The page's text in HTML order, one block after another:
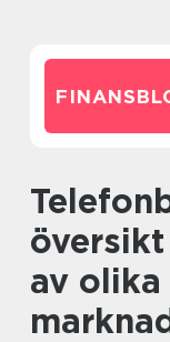
Telefonbolag: En grundlig
av